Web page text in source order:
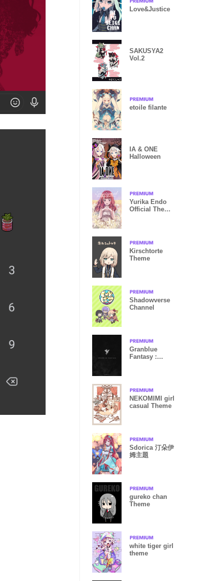
Love&Justice
SAKUSYA2
Vol.2
etoile filante
IA & ONE
Halloween
Yurika Endo
Official Theme
Kirschtorte
Theme
Shadowverse
Channel
Granblue
Fantasy :
NEKOMIMI girl
casual Theme
Sdorica 汀朵伊
姆主題
gureko chan
Theme
white tiger girl
theme